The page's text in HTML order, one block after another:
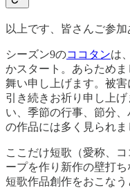
以上です、皆さんご参
シーズン9のココタンは
かスタート。あらため
舞い申し上げます。被
引き続きお祈り申し上
い、季節の行事、節分
の作品には多く見られま
ここだけ短歌（愛称、
ープを作り新作の壁打
短歌作品創作をおこなう